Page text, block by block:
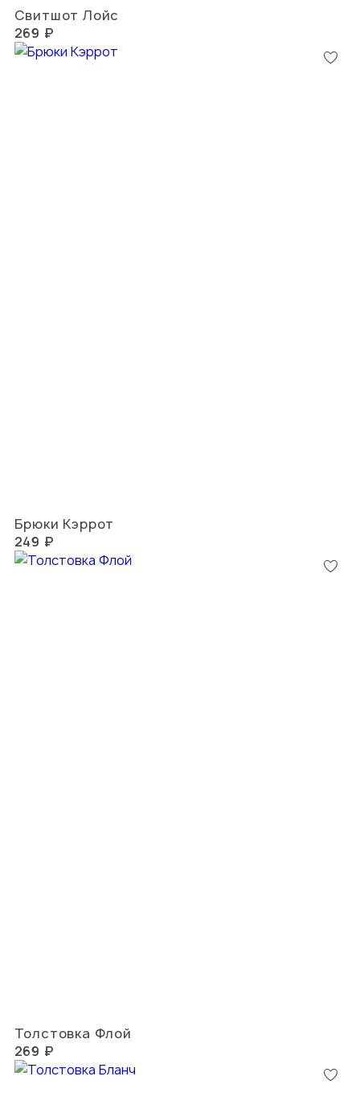
Свитшот Лойс
269 ₽
Брюки Кэррот
249 ₽
Толстовка Флой
269 ₽